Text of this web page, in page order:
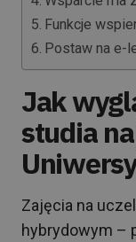
Funkcje
Postaw na e-
Jak
studia
Zajęcia na
hybrydowym –